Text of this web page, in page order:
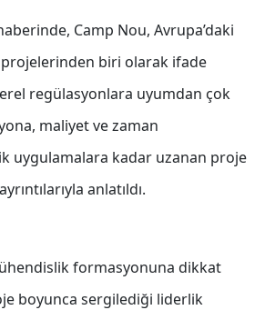
Camp Nou, Avrupa’daki
biri olarak ifade
regülasyonlara uyumdan çok
maliyet ve zaman
uygulamalara kadar uzanan proje
anlatıldı.
formasyonuna dikkat
boyunca sergilediği liderlik